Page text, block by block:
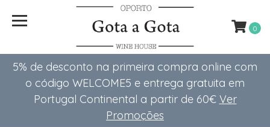
5% de desconto na primeira compra online com
o código WELCOME5 e entrega gratuita em
Portugal Continental a partir de 60€ Ver
Promoções
0